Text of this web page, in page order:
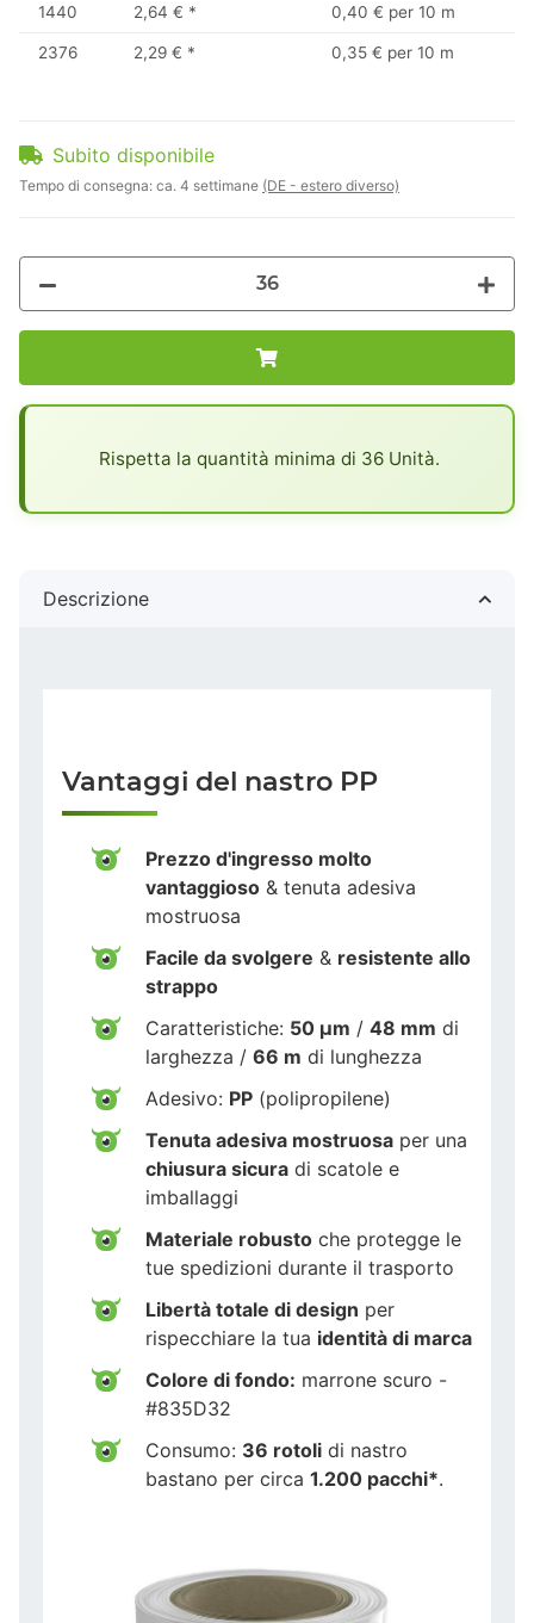
1440 2,64 € * 0,40 € per 10 m
2376 2,29 € * 0,35 € per 10 m
Subito disponibile
Tempo di consegna: ca. 4 settimane (DE - estero diverso)
Rispetta la quantità minima di 36 Unità.
Descrizione
Vantaggi del nastro PP
Prezzo d'ingresso molto
vantaggioso & tenuta adesiva
mostruosa
Facile da svolgere & resistente allo
strappo
Caratteristiche: 50 µm / 48 mm di
larghezza / 66 m di lunghezza
Adesivo: PP (polipropilene)
Tenuta adesiva mostruosa per una
chiusura sicura di scatole e
imballaggi
Materiale robusto che protegge le
tue spedizioni durante il trasporto
Libertà totale di design per
rispecchiare la tua identità di marca
Colore di fondo: marrone scuro -
#835D32
Consumo: 36 rotoli di nastro
bastano per circa 1.200 pacchi*.